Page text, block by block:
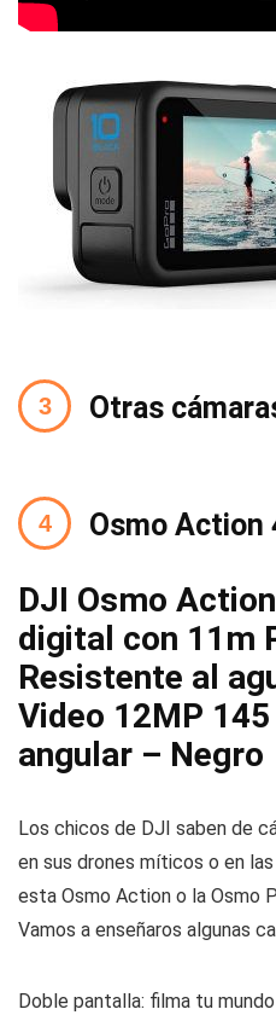
Otras
Osmo Action
DJI Osmo
digital con 11m
Resistente al
Video 12MP 145
angular – Negro
Los chicos de DJI saben de
en sus drones míticos o en
esta Osmo Action o la Osmo
Vamos a enseñaros algunas
Doble pantalla: filma tu